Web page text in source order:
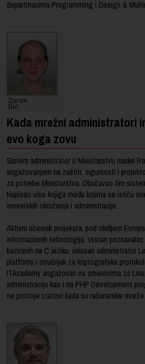
departmanima Programming i Design &
Kada mrežni administratori
evo koga zovu
Sistem administrator u Ministarstvu nauke
angažovanjem na zaštiti, sigurnosti i
za potrebe Ministarstva. Obučavao tim
Napisao više knjiga među kojima se ističu
serverskih okruženja i administracije.
Aktivni učesnik projekata, pod okriljem
informacionih tehnologija. Vrstan
baziranih na C jeziku, iskusan administrator
platformi i stručnjak za kriptografske
ITAcademy angažovan na smerovima za
administraciju kao i na PHP Development
ne postoje izazovi kada su računarske